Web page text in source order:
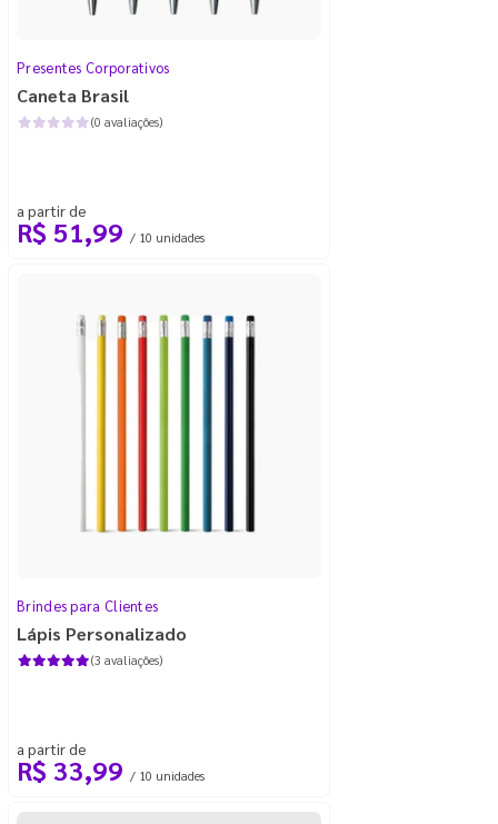
Presentes Corporativos
Caneta Brasil
(0 avaliações)
a partir de
R$ 51,99 / 10 unidades
Brindes para Clientes
Lápis Personalizado
(3 avaliações)
a partir de
R$ 33,99 / 10 unidades